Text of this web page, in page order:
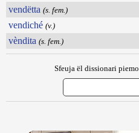
vendëtta (s. fem.)
vendiché (v.)
vèndita (s. fem.)
Sfeuja ël dissionari